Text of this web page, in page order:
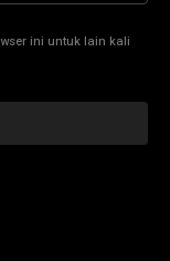
ini untuk lain kali